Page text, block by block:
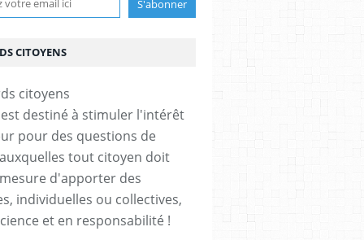
IDENTITÉS CULTURELLES
CITOYENS
est destiné à stimuler l'intérêt
pour des questions de
tout citoyen doit
d'apporter des
individuelles ou collectives,
et en responsabilité !